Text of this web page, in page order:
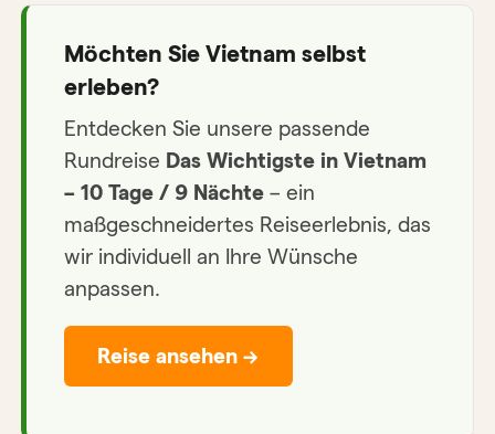
Möchten Sie Vietnam selbst
erleben?
Entdecken Sie unsere passende
Rundreise Das Wichtigste in Vietnam
– 10 Tage / 9 Nächte– ein
maßgeschneidertes Reiseerlebnis, das
wir individuell an Ihre Wünsche
anpassen.
Reise ansehen →